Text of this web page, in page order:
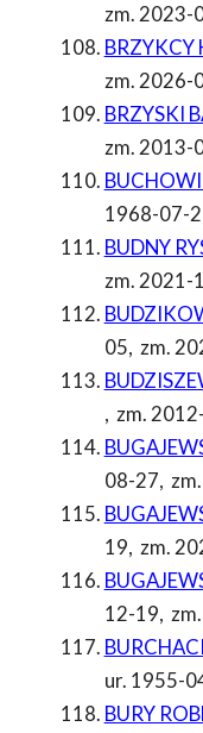
zm. 2023-
BRZYKCY
zm. 2026-
BRZYSKI
zm. 2013-
1968-07-
BUDNY
zm. 2021-
05, zm.
, zm.
08-27,
19, zm.
12-19,
ur. 1955-
BURY